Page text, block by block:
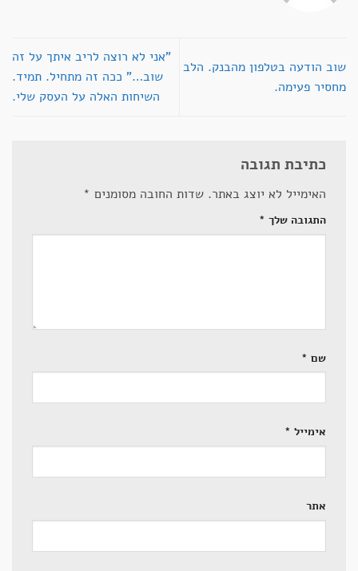
שוב הודעה בטלפון מהבנק. הלב
מחסיר פעימה.
"אני לא רוצה לריב איתך על זה
שוב…" ככה זה מתחיל. תמיד.
השיחות האלה על העסק שלי.
כתיבת תגובה
האימייל לא יוצג באתר. שדות החובה מסומנים *
התגובה שלך *
שם *
אימייל *
אתר